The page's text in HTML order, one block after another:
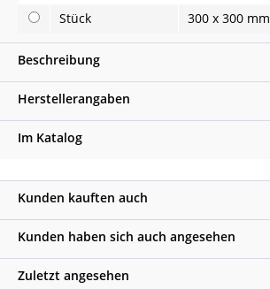
Stück
300 x 300 mm
Beschreibung
Herstellerangaben
Im Katalog
Kunden kauften auch
Kunden haben sich auch angesehen
Zuletzt angesehen